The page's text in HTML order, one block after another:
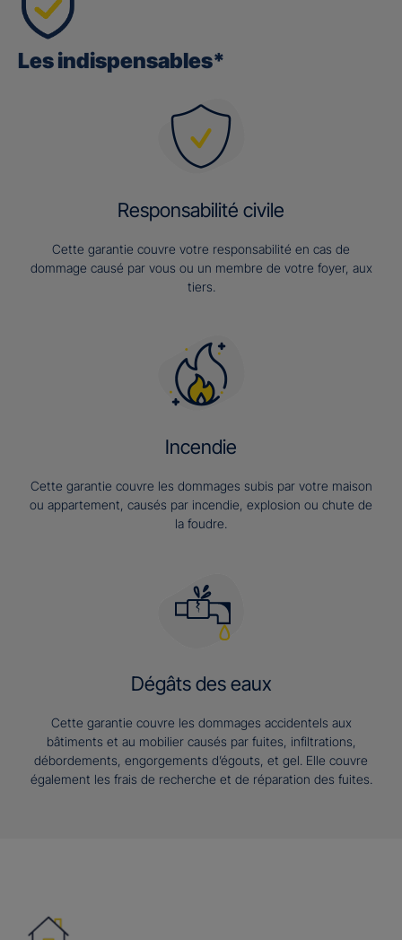
Les indispensables*
Responsabilité civile
Cette garantie couvre votre responsabilité en cas de
dommage causé par vous ou un membre de votre foyer, aux
tiers.
Incendie
Cette garantie couvre les dommages subis par votre maison
ou appartement, causés par incendie, explosion ou chute de
la foudre.
Dégâts des eaux
Cette garantie couvre les dommages accidentels aux
bâtiments et au mobilier causés par fuites, infiltrations,
débordements, engorgements d’égouts, et gel. Elle couvre
également les frais de recherche et de réparation des fuites.